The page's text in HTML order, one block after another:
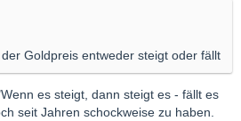
Goldpreis entweder steigt oder fällt
es steigt, dann steigt es - fällt es
seit Jahren schockweise zu haben.